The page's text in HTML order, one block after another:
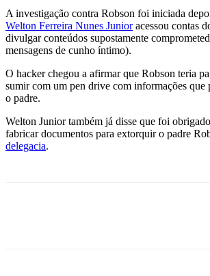
A investigação contra Robson foi iniciada
Welton Ferreira Nunes Junioracessou contas
divulgar conteúdos supostamente
mensagens de cunho íntimo).
O hacker chegou a afirmar que Robson teria
sumir com um pen drive com informações que
o padre.
Welton Junior também já disse que foi
fabricar documentos para extorquir o padre
delegacia.